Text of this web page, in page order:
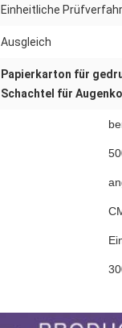
Einheitliche
Ausgleich
Papierkarton für
Schachtel für